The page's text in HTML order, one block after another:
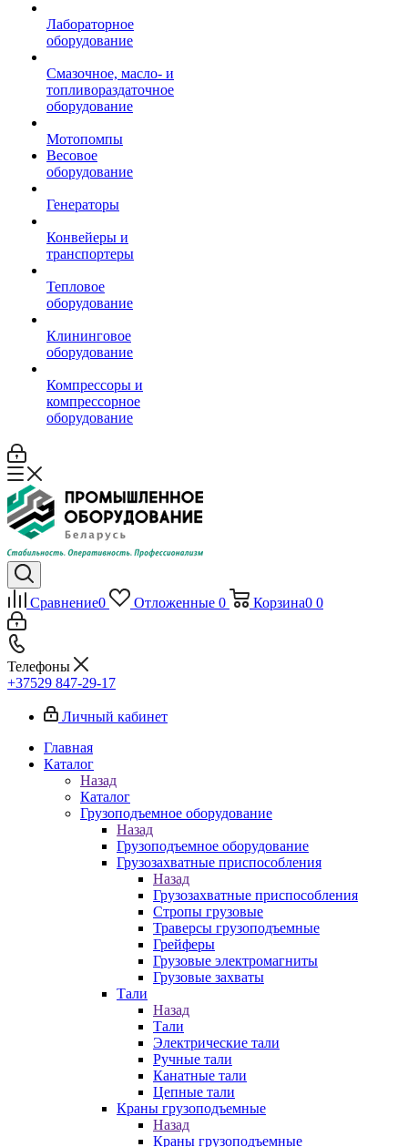
Лабораторное
оборудование
Смазочное, масло- и
топливораздаточное
оборудование
Мотопомпы
Весовое
оборудование
Генераторы
Конвейеры и
транспортеры
Тепловое
оборудование
Клининговое
оборудование
Компрессоры и
компрессорное
оборудование
Сравнение0 Отложенные 0 Корзина0 0
Телефоны
+37529 847-29-17‬
Личный кабинет
Главная
Каталог
Назад
Каталог
Грузоподъемное оборудование
Назад
Грузоподъемное оборудование
Грузозахватные приспособления
Назад
Грузозахватные приспособления
Стропы грузовые
Траверсы грузоподъемные
Грейферы
Грузовые электромагниты
Грузовые захваты
Тали
Назад
Тали
Электрические тали
Ручные тали
Канатные тали
Цепные тали
Краны грузоподъемные
Назад
Краны грузоподъемные